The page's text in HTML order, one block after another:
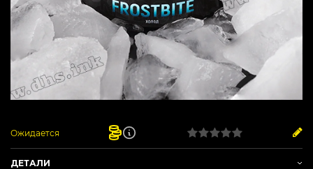
Ожидается
ДЕТАЛИ